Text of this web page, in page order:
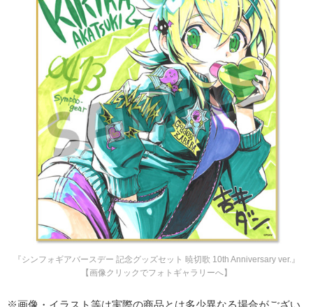
『シンフォギアバースデー 記念グッズセット 暁切歌 10th Anniversary ver.』
【画像クリックでフォトギャラリーへ】
※画像・イラスト等は実際の商品とは多少異なる場合がござい